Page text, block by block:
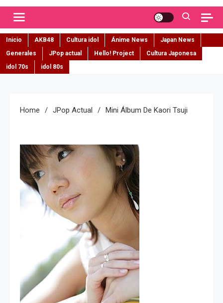
Inicio AKB48 Cultura idol Ánime News
Japan News
Generales
JPop actual Hello! Project
Cultura Japonesa
idol 70s
idol 80s
Home JPop Actual Mini Álbum De Kaori Tsuji